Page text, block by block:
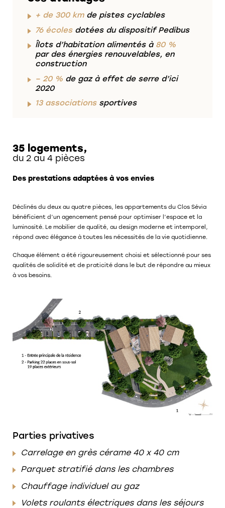
+ de 300 kmde pistes cyclables
76 écolesdotées du dispositif Pedibus
Îlots d’habitation alimentés à 80 %
par des énergies renouvelables, en
construction
– 20 % de gaz à effet de serre d’ici
2020
13 associationssportives
35 logements,
du 2 au 4 pièces
Des prestations adaptées à vos envies
Déclinés du deux au quatre pièces, les appartements du Clos Sévia
bénéficient d’un agencement pensé pour optimiser l’espace et la
luminosité. Le mobilier de qualité, au design moderne et intemporel,
répond avec élégance à toutes les nécessités de la vie quotidienne.
Chaque élément a été rigoureusement choisi et sélectionné pour ses
qualités de solidité et de praticité dans le but de répondre au mieux
à vos besoins.
Parties privatives
Carrelage en grès cérame 40 x 40 cm
Parquet stratifié dans les chambres
Chauffage individuel au gaz
Volets roulants électriques dans les séjours